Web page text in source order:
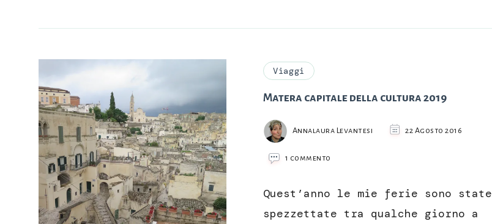
Viaggi
Matera capitale della cultura 2019
Annalaura Levantesi 22 Agosto 2016
1 commento
della
Quest’anno le mie ferie sono state
spezzettate tra qualche giorno a